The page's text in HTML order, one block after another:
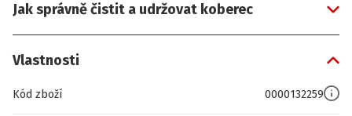
Jak správně čistit a udržovat koberec
Vlastnosti
Kód zboží 0000132259